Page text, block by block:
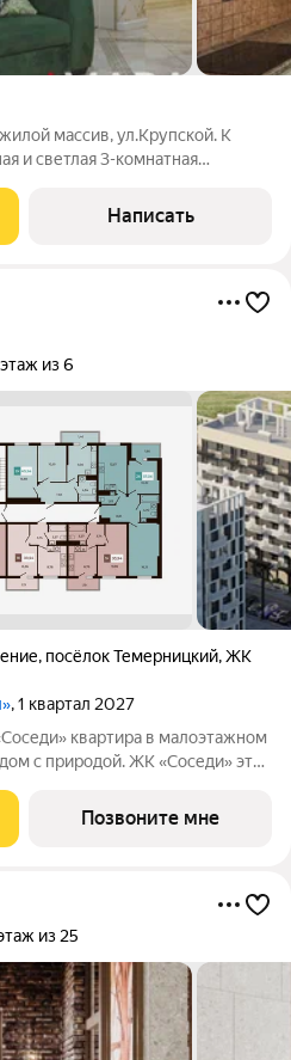
массив, ул.Крупской. К
и светлая 3-комнатная
лоджию, две спальни. Состояние:
Написать
из 6
, посёлок Темерницкий,ЖК
, 1 квартал 2027
малоэтажном
с природой. ЖК «Соседи» это
и продуманное
Позвоните мне
из 25